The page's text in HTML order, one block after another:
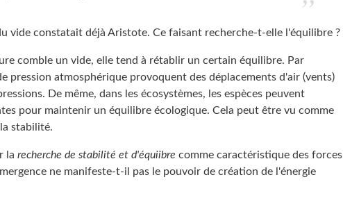
vide constatait déjà Aristote. Ce faisant recherche-t-elle l'équilibre ?
comble un vide, elle tend à rétablir un certain équilibre. Par
pression atmosphérique provoquent des déplacements d'air (vents)
De même, dans les écosystèmes, les espèces peuvent
pour maintenir un équilibre écologique. Cela peut être vu comme
stabilité.
la recherche de stabilité et d'équiibre comme caractéristique des forces
ne manifeste-t-il pas le pouvoir de création de l'énergie